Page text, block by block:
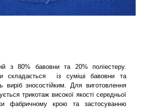
з 80% бавовни та 20% поліестеру.
складається із суміші бавовни та
зносостійким. Для виготовлення
трикотаж високої якості середньої
фабричному крою та застосуванню